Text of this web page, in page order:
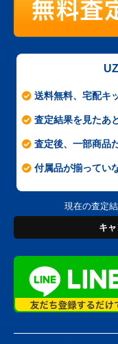
送料無料、宅配キ
査定結果を見たあ
査定後、一部商品
付属品が揃ってい
現在の査定
キ